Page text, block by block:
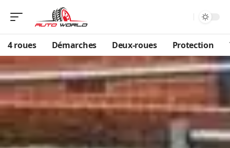
4 roues Démarches Deux-roues Protection